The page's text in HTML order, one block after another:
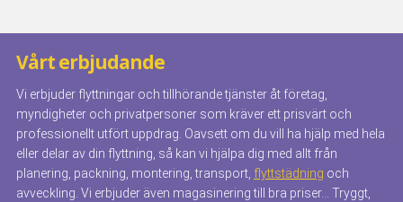
Vårt erbjudande
Vi erbjuder flyttningar och tillhörande tjänster åt företag,
myndigheter och privatpersoner som kräver ett prisvärt och
professionellt utfört uppdrag. Oavsett om du vill ha hjälp med hela
eller delar av din flyttning, så kan vi hjälpa dig med allt från
planering, packning, montering, transport, flyttstädning och
avveckling. Vi erbjuder även magasinering till bra priser… Tryggt,